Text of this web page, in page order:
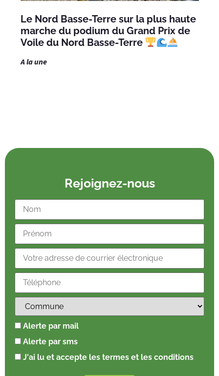
A la une
Le Nord Basse-Terre sur la plus haute
marche du podium du Grand Prix de
Voile du Nord Basse-Terre
Rejoignez-nous
Alerte par mail
Alerte par sms
J'ai lu et accepte les termes et les conditions